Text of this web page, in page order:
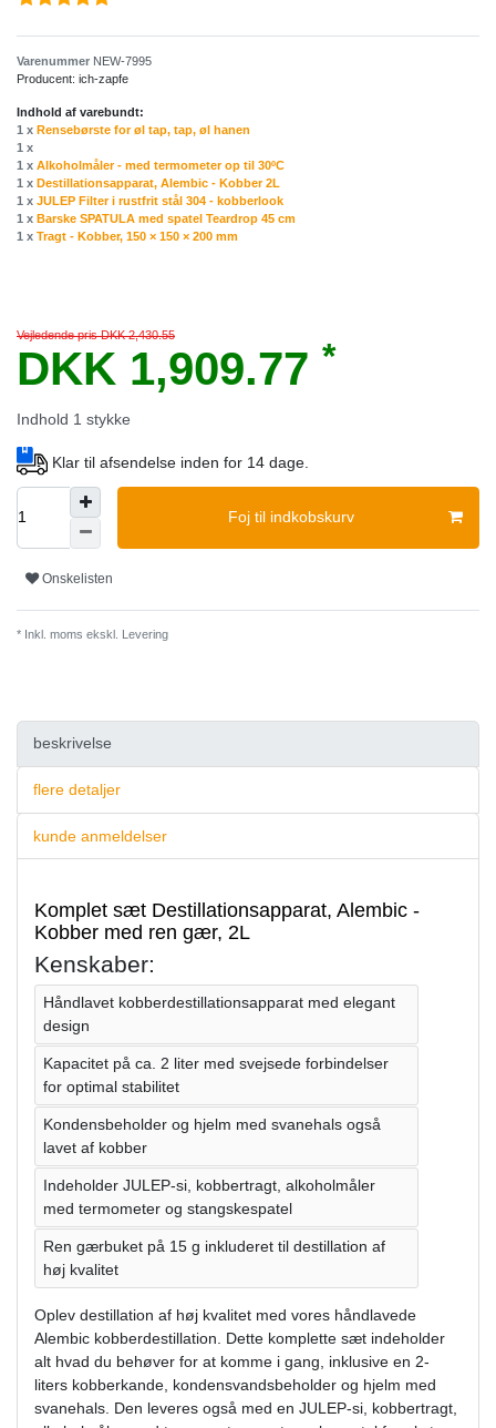
Varenummer NEW-7995
Producent: ich-zapfe
Indhold af varebundt:
1 x Rensebørste for øl tap, tap, øl hanen
1 x
1 x Alkoholmåler - med termometer op til 30ºC
1 x Destillationsapparat, Alembic - Kobber 2L
1 x JULEP Filter i rustfrit stål 304 - kobberlook
1 x Barske SPATULA med spatel Teardrop 45 cm
1 x Tragt - Kobber, 150 × 150 × 200 mm
Vejledende pris DKK 2,430.55
DKK 1,909.77 *
Indhold 1 stykke
Klar til afsendelse inden for 14 dage.
Foj til indkobskurv
Onskelisten
* Inkl. moms ekskl. Levering
beskrivelse
flere detaljer
kunde anmeldelser
Komplet sæt Destillationsapparat, Alembic -
Kobber med ren gær, 2L
Kenskaber:
Håndlavet kobberdestillationsapparat med elegant
design
Kapacitet på ca. 2 liter med svejsede forbindelser
for optimal stabilitet
Kondensbeholder og hjelm med svanehals også
lavet af kobber
Indeholder JULEP-si, kobbertragt, alkoholmåler
med termometer og stangskespatel
Ren gærbuket på 15 g inkluderet til destillation af
høj kvalitet
Oplev destillation af høj kvalitet med vores håndlavede
Alembic kobberdestillation. Dette komplette sæt indeholder
alt hvad du behøver for at komme i gang, inklusive en 2-
liters kobberkande, kondensvandsbeholder og hjelm med
svanehals. Den leveres også med en JULEP-si, kobbertragt,